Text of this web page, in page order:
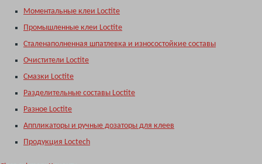
Моментальные клеи Loctite
Промышленные клеи Loctite
Сталенаполненная шпатлевка и износостойкие составы
Очистители Loctite
Смазки Loctite
Разделительные составы Loctite
Разное Loctite
Аппликаторы и ручные дозаторы для клеев
Продукция Loctech